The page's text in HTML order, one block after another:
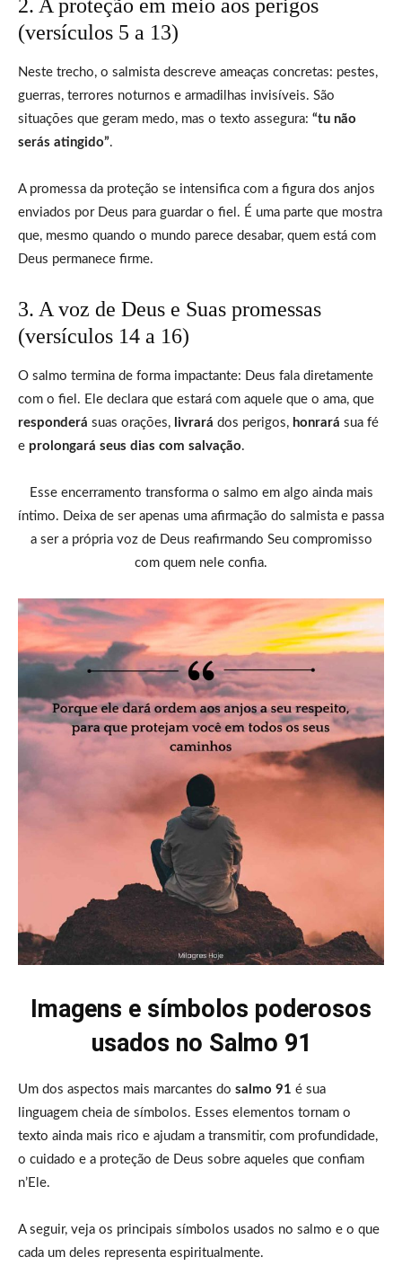
2. A proteção em meio aos perigos
(versículos 5 a 13)
Neste trecho, o salmista descreve ameaças concretas: pestes,
guerras, terrores noturnos e armadilhas invisíveis. São
situações que geram medo, mas o texto assegura: “tu não
serás atingido”.
A promessa da proteção se intensifica com a figura dos anjos
enviados por Deus para guardar o fiel. É uma parte que mostra
que, mesmo quando o mundo parece desabar, quem está com
Deus permanece firme.
3. A voz de Deus e Suas promessas
(versículos 14 a 16)
O salmo termina de forma impactante: Deus fala diretamente
com o fiel. Ele declara que estará com aquele que o ama, que
responderá suas orações, livrará dos perigos, honrará sua fé
e prolongará seus dias com salvação.
Esse encerramento transforma o salmo em algo ainda mais
íntimo. Deixa de ser apenas uma afirmação do salmista e passa
a ser a própria voz de Deus reafirmando Seu compromisso
com quem nele confia.
Imagens e símbolos poderosos
usados no Salmo 91
Um dos aspectos mais marcantes do salmo 91 é sua
linguagem cheia de símbolos. Esses elementos tornam o
texto ainda mais rico e ajudam a transmitir, com profundidade,
o cuidado e a proteção de Deus sobre aqueles que confiam
n’Ele.
A seguir, veja os principais símbolos usados no salmo e o que
cada um deles representa espiritualmente.